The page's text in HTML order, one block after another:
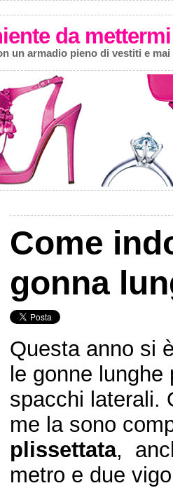
da mettermi
un armadio pieno di vestiti e
Come
gonna
Questa anno si
le gonne
spacchi laterali.
me la sono
plissettata,
metro e due